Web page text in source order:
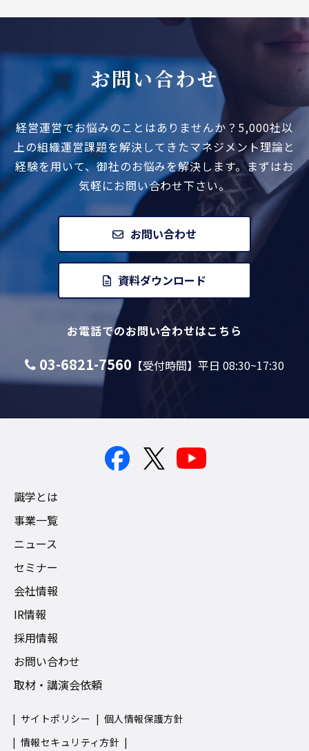
お問い合わせ
経営運営でお悩みのことはありませんか？ 5,000社以
上の組織運営課題を解決してきたマネジメント理論と
経験を用いて、御社のお悩みを解決します。まずはお
気軽にお問い合わせ下さい。
お問い合わせ
資料ダウンロード
お電話でのお問い合わせはこちら
03-6821-7560 【受付時間】平日 08:30~17:30
識学とは
事業一覧
ニュース
セミナー
会社情報
IR情報
採用情報
お問い合わせ
取材・講演会依頼
サイトポリシー
個人情報保護方針
情報セキュリティ方針